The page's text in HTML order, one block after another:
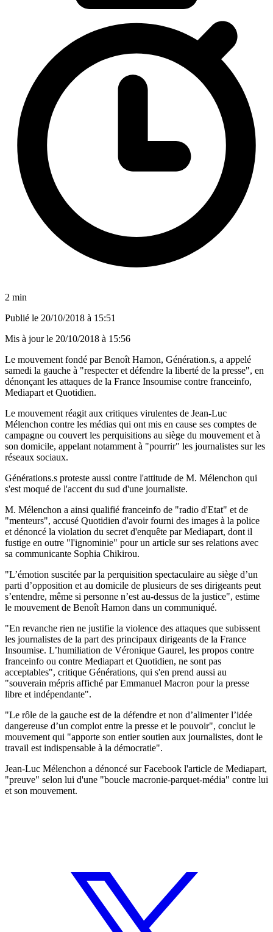
2 min
Publié le 20/10/2018 à 15:51
Mis à jour le 20/10/2018 à 15:56
Le mouvement fondé par Benoît Hamon, Génération.s, a appelé
samedi la gauche à "respecter et défendre la liberté de la presse", en
dénonçant les attaques de la France Insoumise contre franceinfo,
Mediapart et Quotidien.
Le mouvement réagit aux critiques virulentes de Jean-Luc
Mélenchon contre les médias qui ont mis en cause ses comptes de
campagne ou couvert les perquisitions au siège du mouvement et à
son domicile, appelant notamment à "pourrir" les journalistes sur les
réseaux sociaux.
Générations.s proteste aussi contre l'attitude de M. Mélenchon qui
s'est moqué de l'accent du sud d'une journaliste.
M. Mélenchon a ainsi qualifié franceinfo de "radio d'Etat" et de
"menteurs", accusé Quotidien d'avoir fourni des images à la police
et dénoncé la violation du secret d'enquête par Mediapart, dont il
fustige en outre "l'ignominie" pour un article sur ses relations avec
sa communicante Sophia Chikirou.
"L’émotion suscitée par la perquisition spectaculaire au siège d’un
parti d’opposition et au domicile de plusieurs de ses dirigeants peut
s’entendre, même si personne n’est au-dessus de la justice", estime
le mouvement de Benoît Hamon dans un communiqué.
"En revanche rien ne justifie la violence des attaques que subissent
les journalistes de la part des principaux dirigeants de la France
Insoumise. L’humiliation de Véronique Gaurel, les propos contre
franceinfo ou contre Mediapart et Quotidien, ne sont pas
acceptables", critique Générations, qui s'en prend aussi au
"souverain mépris affiché par Emmanuel Macron pour la presse
libre et indépendante".
"Le rôle de la gauche est de la défendre et non d’alimenter l’idée
dangereuse d’un complot entre la presse et le pouvoir", conclut le
mouvement qui "apporte son entier soutien aux journalistes, dont le
travail est indispensable à la démocratie".
Jean-Luc Mélenchon a dénoncé sur Facebook l'article de Mediapart,
"preuve" selon lui d'une "boucle macronie-parquet-média" contre lui
et son mouvement.